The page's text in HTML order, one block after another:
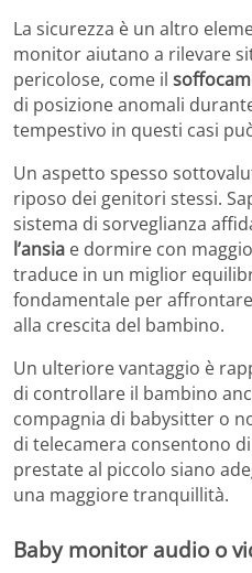
La sicurezza è un altro
monitor aiutano a rilevare
pericolose, come il
di posizione anomali
tempestivo in questi casi
Un aspetto spesso
riposo dei genitori stessi.
sistema di sorveglianza
l’ansia e dormire con
traduce in un miglior
fondamentale per
alla crescita del bambino.
Un ulteriore vantaggio è
di controllare il bambino
compagnia di babysitter o
di telecamera consentono
prestate al piccolo siano
una maggiore tranquillità.
Baby monitor audio o